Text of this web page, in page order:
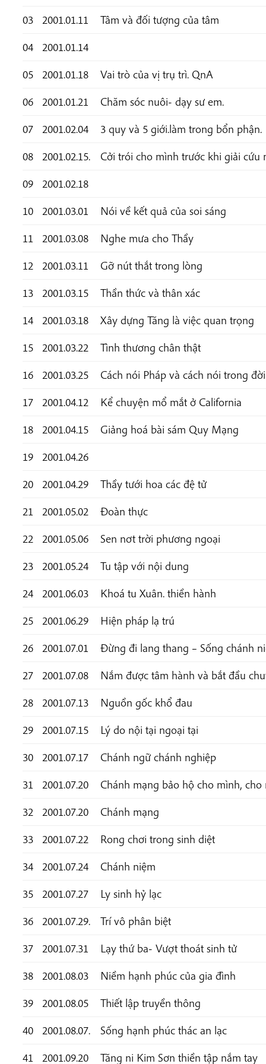
03
2001.01.11
Tâm và đối tượng của tâm
04
2001.01.14
05
2001.01.18
Vai trò của vị trụ trì. QnA
06
2001.01.21
Chăm sóc nuôi- dạy sư em.
07
2001.02.04
3 quy và 5 giới.làm trong bổn phận.
08
2001.02.15.
Cởi trói cho mình trước khi giải cứu
09
2001.02.18
10
2001.03.01
Nói về kết quả của soi sáng
11
2001.03.08
Nghe mưa cho Thầy
12
2001.03.11
Gỡ nút thắt trong lòng
13
2001.03.15
Thần thức và thân xác
14
2001.03.18
Xây dựng Tăng là việc quan trọng
15
2001.03.22
Tình thương chân thật
16
2001.03.25
Cách nói Pháp và cách nói trong
17
2001.04.12
Kể chuyện mổ mắt ở California
18
2001.04.15
Giảng hoá bài sám Quy Mạng
19
2001.04.26
20
2001.04.29
Thầy tưới hoa các đệ tử
21
2001.05.02
Đoàn thực
22
2001.05.06
Sen nơt trời phương ngoại
23
2001.05.24
Tu tập với nội dung
24
2001.06.03
Khoá tu Xuân. thiền hành
25
2001.06.29
Hiện pháp lạ trú
26
2001.07.01
Đừng đi lang thang – Sống chánh
27
2001.07.08
Nắm được tâm hành và bắt đầu
28
2001.07.13
Nguồn gốc khổ đau
29
2001.07.15
Lý do nội tại ngoại tại
30
2001.07.17
Chánh ngữ chánh nghiệp
31
2001.07.20
Chánh mạng bảo hộ cho mình, cho
32
2001.07.20
Chánh mạng
33
2001.07.22
Rong chơi trong sinh diệt
34
2001.07.24
Chánh niệm
35
2001.07.27
Ly sinh hỷ lạc
36
2001.07.29.
Trí vô phân biệt
37
2001.07.31
Lạy thứ ba- Vượt thoát sinh tử
38
2001.08.03
Niềm hạnh phúc của gia đình
39
2001.08.05
Thiết lập truyền thông
40
2001.08.07.
Sống hạnh phúc thác an lạc
41
2001.09.20 Tăng ni Kim Sơn thiền tập nắm tay